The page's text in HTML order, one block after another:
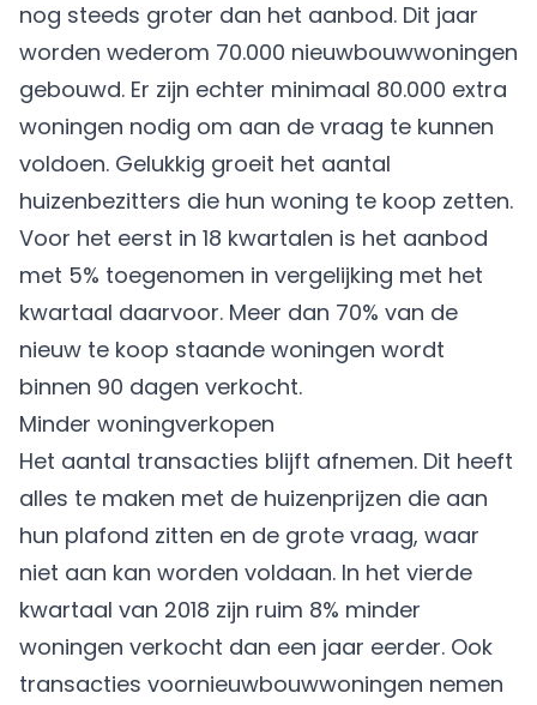
nog steeds groter dan het aanbod. Dit jaar
worden wederom 70.000 nieuwbouwwoningen
gebouwd. Er zijn echter minimaal 80.000 extra
woningen nodig om aan de vraag te kunnen
voldoen. Gelukkig groeit het aantal
huizenbezitters die hun woning te koop zetten.
Voor het eerst in 18 kwartalen is het aanbod
met 5% toegenomen in vergelijking met het
kwartaal daarvoor. Meer dan 70% van de
nieuw te koop staande woningen wordt
binnen 90 dagen verkocht.
Minder woningverkopen
Het aantal transacties blijft afnemen. Dit heeft
alles te maken met de huizenprijzen die aan
hun plafond zitten en de grote vraag, waar
niet aan kan worden voldaan. In het vierde
kwartaal van 2018 zijn ruim 8% minder
woningen verkocht dan een jaar eerder. Ook
transacties voornieuwbouwwoningen nemen